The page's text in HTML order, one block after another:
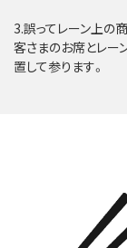
3.誤ってレーン上の
客さまのお席とレ
置して参ります。